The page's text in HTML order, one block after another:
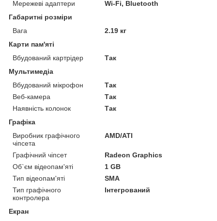
Мережеві адаптери
Wi-Fi, Bluetooth
Габаритні розміри
Вага
2.19 кг
Карти пам'яті
Вбудований картрідер
Так
Мультимедіа
Вбудований мікрофон
Так
Веб-камера
Так
Наявність колонок
Так
Графіка
Виробник графічного
чіпсета
AMD/ATI
Графічний чіпсет
Radeon Graphics
Об`єм відеопам'яті
1 GB
Тип відеопам'яті
SMA
Тип графічного
контролера
Інтегрований
Екран